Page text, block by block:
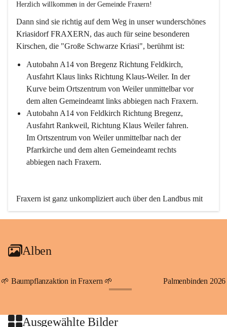
Herzlich willkommen in der Gemeinde Fraxern!
Dann sind sie richtig auf dem Weg in unser wunderschönes
Kriasidorf FRAXERN, das auch für seine besonderen
Kirschen, die "Große Schwarze Kriasi", berühmt ist:
Autobahn A14 von Bregenz Richtung Feldkirch,
Ausfahrt Klaus links Richtung Klaus-Weiler. In der
Kurve beim Ortszentrum von Weiler unmittelbar vor
dem alten Gemeindeamt links abbiegen nach Fraxern.
Autobahn A14 von Feldkirch Richtung Bregenz,
Ausfahrt Rankweil, Richtung Klaus Weiler fahren.
Im Ortszentrum von Weiler unmittelbar nach der
Pfarrkirche und dem alten Gemeindeamt rechts
abbiegen nach Fraxern.
Fraxern ist ganz unkompliziert auch über den Landbus mit
den öffentlichen Verkehrsmitteln zu erreichen. Die Linie
An Samstagen, Sonn- und Feiertagen können Sie bequem
persönlichen Linienbus zur gewünschten Zeit zu Ihrer
Haltestelle bestellen. Sowohl von Weiler kommend nach
beide Fahrten Weiler-Fraxern-Weiler.
Alben
🌱 Baumpflanzaktion in Fraxern 🌱 Palmenbinden 2026
Ausgewählte Bilder